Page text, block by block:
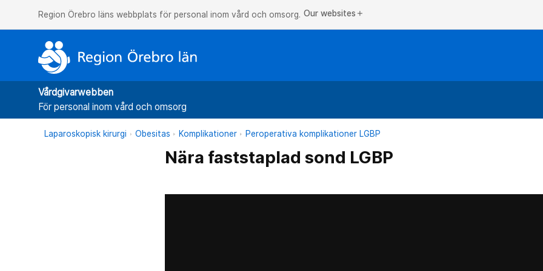
Region Örebro läns webbplats för personal inom vård och omsorg. Our websites add
Vårdgivarwebben
För personal inom vård och omsorg
Laparoskopisk kirurgi Obesitas Komplikationer Peroperativa komplikationer LGBP
Nära faststaplad sond LGBP